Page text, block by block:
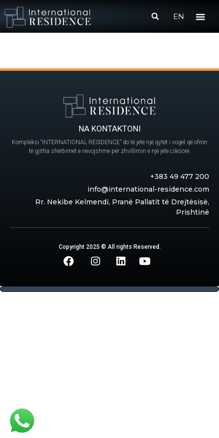
EN
NA KONTAKTONI
Kompleksi “INTERNATIONAL RESIDENCE” do të jetë një qytet i vogël që ofron
të gjitha shërbimet e nevojshme për zhvillimin e një jete cilësore.
+383 49 477 200
info@international-residence.com
Rr. Nekibe Kelmendi, Pranë Pallatit të Drejtësisë,
Prishtinë
Copyright 2025 © All rights Reserved.